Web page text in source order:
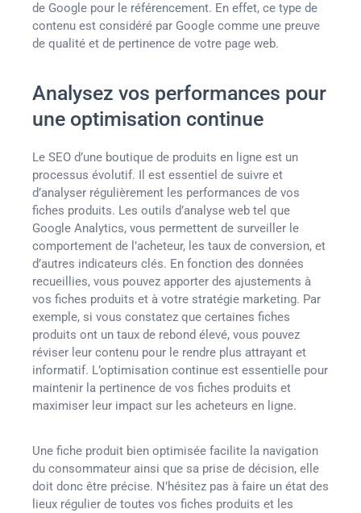
de Google pour le référencement. En effet, ce type de
contenu est considéré par Google comme une preuve
de qualité et de pertinence de votre page web.
Analysez vos performances pour
une optimisation continue
Le SEO d’une boutique de produits en ligne est un
processus évolutif. Il est essentiel de suivre et
d’analyser régulièrement les performances de vos
fiches produits. Les outils d’analyse web tel que
Google Analytics, vous permettent de surveiller le
comportement de l’acheteur, les taux de conversion, et
d’autres indicateurs clés. En fonction des données
recueillies, vous pouvez apporter des ajustements à
vos fiches produits et à votre stratégie marketing. Par
exemple, si vous constatez que certaines fiches
produits ont un taux de rebond élevé, vous pouvez
réviser leur contenu pour le rendre plus attrayant et
informatif. L’optimisation continue est essentielle pour
maintenir la pertinence de vos fiches produits et
maximiser leur impact sur les acheteurs en ligne.
Une fiche produit bien optimisée facilite la navigation
du consommateur ainsi que sa prise de décision, elle
doit donc être précise. N’hésitez pas à faire un état des
lieux régulier de toutes vos fiches produits et les